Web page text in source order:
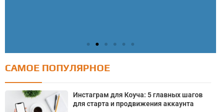
Тест: Как я контролирую свою жизнь?
Онлайн тест на основе шкалы локуса контроля
Джулиана Роттера
САМОЕ ПОПУЛЯРНОЕ
Инстаграм для Коуча: 5 главных шагов
для старта и продвижения аккаунта